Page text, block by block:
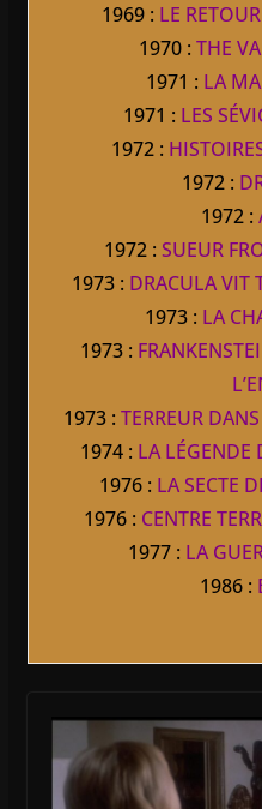
1969 : LE
1970 :THE
1971 : LA
1971 : LES
1972 :
1972 :
1972 :
1972 :SUEUR
1973 : DRACULA VIT
1973 : LA
1973 :
1973 : TERREUR
1974 : LA LÉGENDE
1976 : LA SECTE
1976 : CENTRE
1977 : LA
1986 :